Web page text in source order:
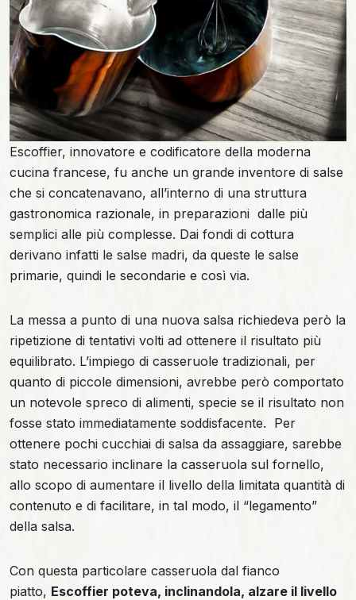
Escoffier, innovatore e codificatore della moderna
cucina francese, fu anche un grande inventore di salse
che si concatenavano, all’interno di una struttura
gastronomica razionale, in preparazioni dalle più
semplici alle più complesse. Dai fondi di cottura
derivano infatti le salse madri, da queste le salse
primarie, quindi le secondarie e così via.
La messa a punto di una nuova salsa richiedeva però la
ripetizione di tentativi volti ad ottenere il risultato più
equilibrato. L’impiego di casseruole tradizionali, per
quanto di piccole dimensioni, avrebbe però comportato
un notevole spreco di alimenti, specie se il risultato non
fosse stato immediatamente soddisfacente. Per
ottenere pochi cucchiai di salsa da assaggiare, sarebbe
stato necessario inclinare la casseruola sul fornello,
allo scopo di aumentare il livello della limitata quantità di
contenuto e di facilitare, in tal modo, il “legamento”
della salsa.
Con questa particolare casseruola dal fianco
piatto, Escoffier poteva, inclinandola, alzare il livello